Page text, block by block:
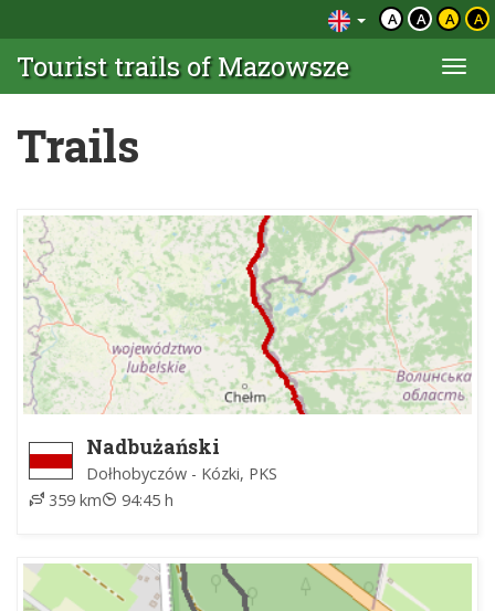
A A A A
Tourist trails of Mazowsze
Trails
Nadbużański
Dołhobyczów - Kózki, PKS
359 km
94:45 h